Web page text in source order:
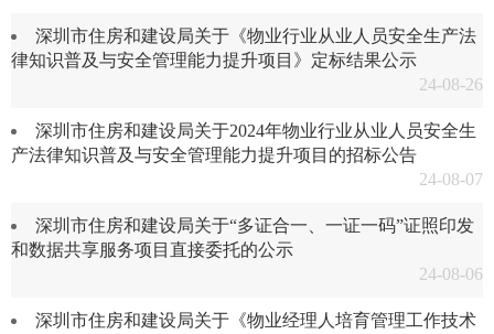
深圳市住房和建设局关于《物业行业从业人员安全生产法
律知识普及与安全管理能力提升项目》定标结果公示
24-08-26
深圳市住房和建设局关于2024年物业行业从业人员安全生
产法律知识普及与安全管理能力提升项目的招标公告
24-08-07
深圳市住房和建设局关于“多证合一、一证一码”证照印发
和数据共享服务项目直接委托的公示
24-08-06
深圳市住房和建设局关于《物业经理人培育管理工作技术